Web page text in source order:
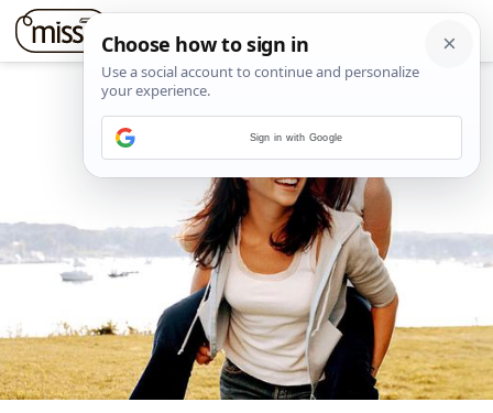
Sign in with Google